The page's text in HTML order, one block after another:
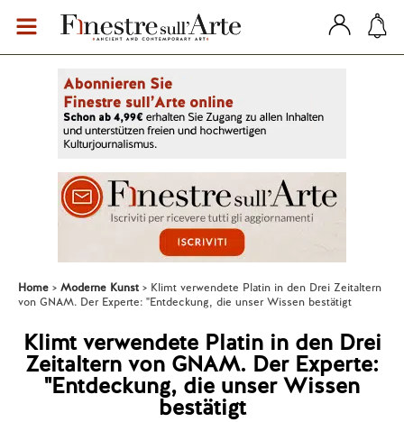
Home Moderne Kunst
Klimt verwendete Platin in den Drei Zeitaltern
von GNAM. Der Experte: "Entdeckung, die unser Wissen bestätigt
Klimt verwendete Platin in den Drei
Zeitaltern von GNAM. Der Experte:
"Entdeckung, die unser Wissen
bestätigt